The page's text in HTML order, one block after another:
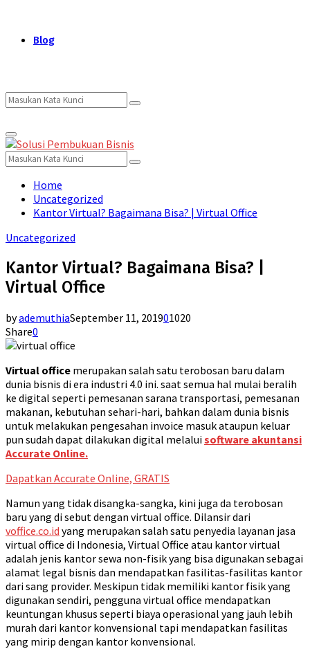
Blog
Search
for:
Search
Primary
Menu
Search
for:
Search
Home
Uncategorized
Kantor Virtual? Bagaimana Bisa? | Virtual Office
Uncategorized
Kantor Virtual? Bagaimana Bisa? |
Virtual Office
byademuthiaSeptember 11, 201901020
Share0
Virtual office merupakan salah satu terobosan baru dalam
dunia bisnis di era industri 4.0 ini. saat semua hal mulai beralih
ke digital seperti pemesanan sarana transportasi, pemesanan
makanan, kebutuhan sehari-hari, bahkan dalam dunia bisnis
untuk melakukan pengesahan invoice masuk ataupun keluar
pun sudah dapat dilakukan digital melaluisoftware akuntansi
Accurate Online.
Dapatkan Accurate Online, GRATIS
Namun yang tidak disangka-sangka, kini juga da terobosan
baru yang di sebut dengan virtual office. Dilansir dari
voffice.co.id yang merupakan salah satu penyedia layanan jasa
virtual office di Indonesia, Virtual Office atau kantor virtual
adalah jenis kantor sewa non-fisik yang bisa digunakan sebagai
alamat legal bisnis dan mendapatkan fasilitas-fasilitas kantor
dari sang provider. Meskipun tidak memiliki kantor fisik yang
digunakan sendiri, pengguna virtual office mendapatkan
keuntungan khusus seperti biaya operasional yang jauh lebih
murah dari kantor konvensional tapi mendapatkan fasilitas
yang mirip dengan kantor konvensional.